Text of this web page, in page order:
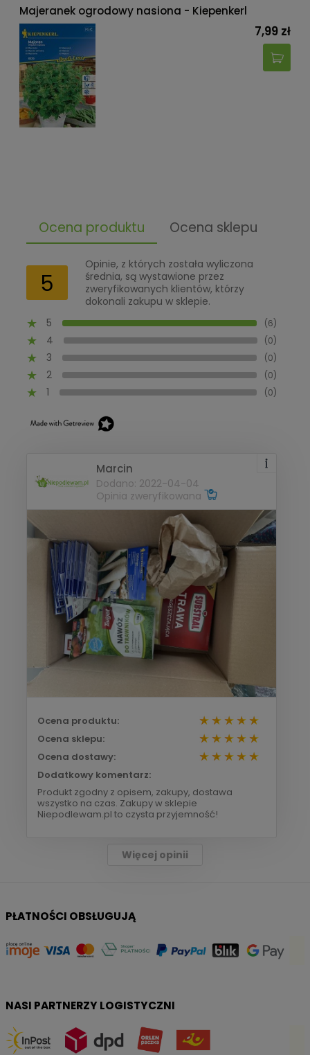
Majeranek ogrodowy nasiona - Kiepenkerl
7,99 zł
Ocena produktu Ocena sklepu
5
Opinie, z których została wyliczona
średnia, są wystawione przez
zweryfikowanych klientów, którzy
dokonali zakupu w sklepie.
5
(6)
4 (0)
3 (0)
2 (0)
1 (0)
Marcin
Dodano: 2022-04-04
Opinia zweryfikowana
Ocena produktu:
Ocena sklepu:
Ocena dostawy:
Dodatkowy komentarz:
Produkt zgodny z opisem, zakupy, dostawa
wszystko na czas. Zakupy w sklepie
Niepodlewam.pl to czysta przyjemność!
Więcej opinii
PŁATNOŚCI OBSŁUGUJĄ
NASI PARTNERZY LOGISTYCZNI